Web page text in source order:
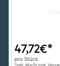
47,72€*
pro Stück
*inkl. MwSt zzgl.